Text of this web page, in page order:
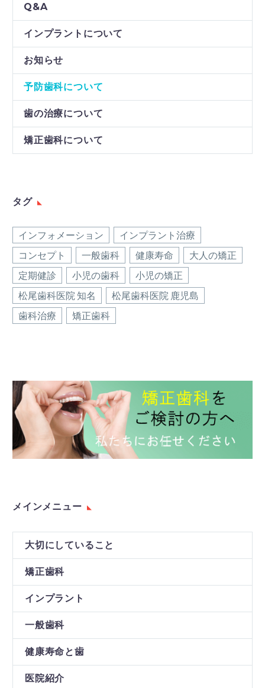
Q&A
インプラントについて
お知らせ
予防歯科について
歯の治療について
矯正歯科について
タグ
インフォメーション
インプラント治療
コンセプト
一般歯科 健康寿命
大人の矯正
定期健診
小児の歯科
小児の矯正
松尾歯科医院 知名
松尾歯科医院 鹿児島
歯科治療
矯正歯科
メインメニュー
大切にしていること
矯正歯科
インプラント
一般歯科
健康寿命と歯
医院紹介